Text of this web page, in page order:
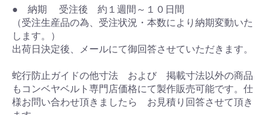
● 納期 受注後 約１週間～１０日間
（受注生産品の為、受注状況・本数により納期変動いた
します。）
出荷日決定後、メールにて御回答させていただきます。
蛇行防止ガイドの他寸法 および 掲載寸法以外の商品
もコンベヤベルト専門店価格にて製作販売可能です。仕
様お問い合わせ頂きましたら お見積り回答させて頂き